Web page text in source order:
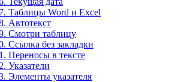
Таблицы Word и Excel
Автотекст
Смотри таблицу
Ссылка без закладки
Переносы в тексте
Указатели
Элементы указателя